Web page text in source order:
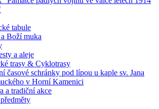
tabule
Boží muka
a aleje
trasy & Cyklotrasy
časové schránky pod lípou u kaple sv. Jana
v Horní Kamenici
a tradiční akce